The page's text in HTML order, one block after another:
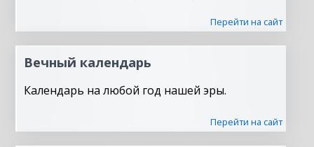
Перейти на сайт
Вечный календарь
Календарь на любой год нашей эры.
Перейти на сайт